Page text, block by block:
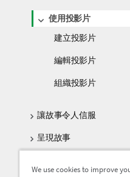
使用投影片
建立投影片
編輯投影片
組織投影片
讓故事令人信服
呈現故事
We use cookies to improve